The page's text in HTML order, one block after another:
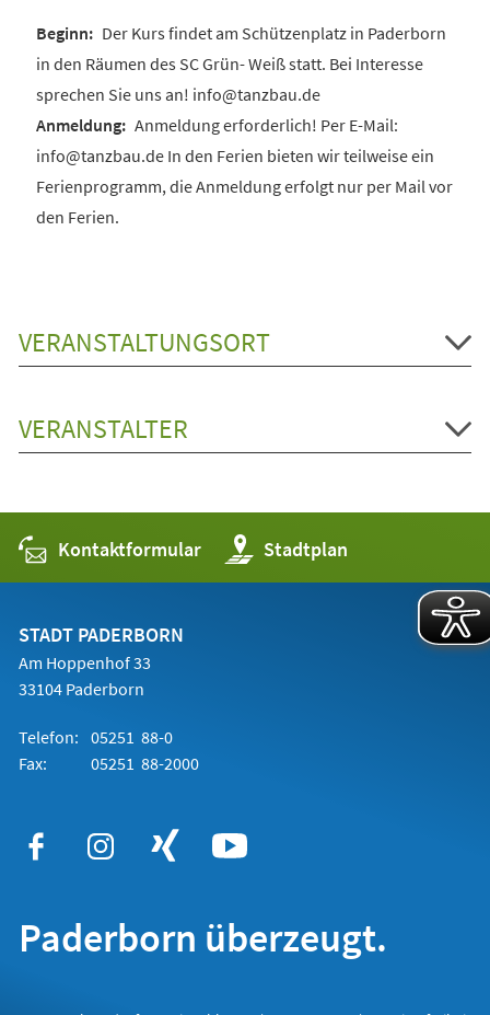
Der Kurs findet am Schützenplatz in Paderborn
in den Räumen des SC Grün- Weiß statt. Bei Interesse
sprechen Sie uns an! info@tanzbau.de
Anmeldung erforderlich! Per E-Mail:
info@tanzbau.de In den Ferien bieten wir teilweise ein
Ferienprogramm, die Anmeldung erfolgt nur per Mail vor
den Ferien.
VERANSTALTUNGSORT
VERANSTALTER
Kontaktformular Stadtplan
(Öffnet
in
einem
STADT PADERBORN
Am Hoppenhof 33
33104 Paderborn
Telefon: 05251 88-0
Fax:
05251 88-2000
Paderborn überzeugt.